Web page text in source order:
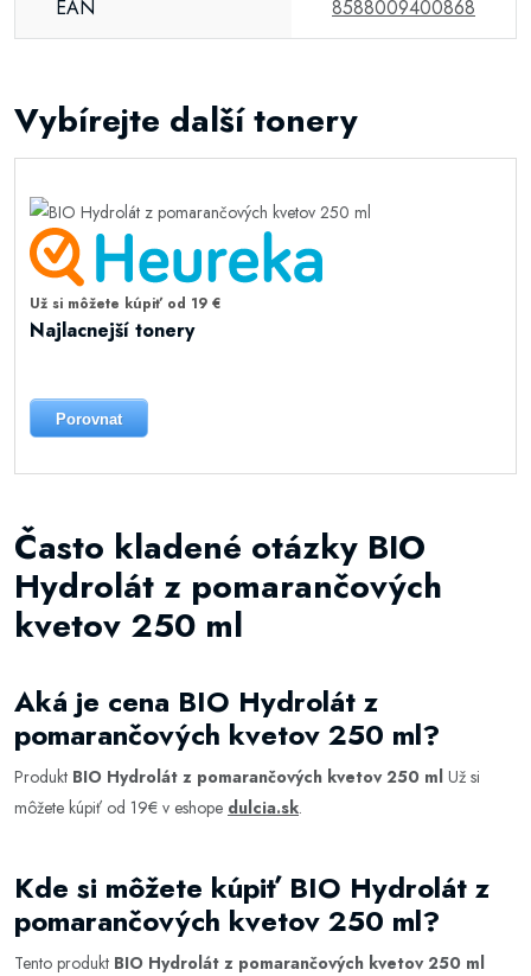
EAN 8588009400868
Vybírejte další tonery
Už si môžete kúpiť od 19 €
Najlacnejší tonery
Porovnat
Často kladené otázky BIO
Hydrolát z pomarančových
kvetov 250 ml
Aká je cena BIO Hydrolát z
pomarančových kvetov 250 ml?
Produkt BIO Hydrolát z pomarančových kvetov 250 ml Už si
môžete kúpiť od 19€ v eshope dulcia.sk.
Kde si môžete kúpiť BIO Hydrolát z
pomarančových kvetov 250 ml?
Tento produkt BIO Hydrolát z pomarančových kvetov 250 ml